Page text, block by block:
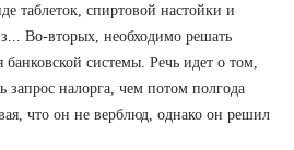
таблеток, спиртовой настойки и
Во-вторых, необходимо решать
банковской системы. Речь идет о том,
запрос налорга, чем потом полгода
что он не верблюд, однако он решил